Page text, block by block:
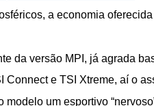
a economia
da versão MPI, já agrada
e TSI Xtreme, aí o
um esportivo